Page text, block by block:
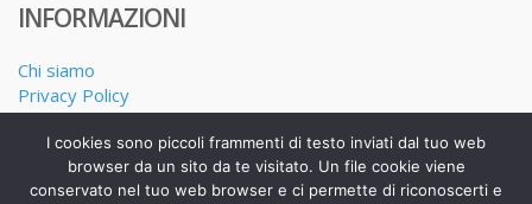
INFORMAZIONI
Chi siamo
Privacy Policy
Dove siamo
I nostri Servizi
I cookies sono piccoli frammenti di testo inviati dal tuo web
browser da un sito da te visitato. Un file cookie viene
conservato nel tuo web browser e ci permette di riconoscerti e